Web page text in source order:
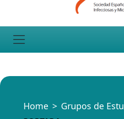
Home Grupos de